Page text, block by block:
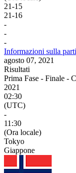
21-15
21-16
-
-
-
Informazioni sulla
agosto 07, 2021
Risultati
Prima Fase - Finale -
2021
02:30
(UTC)
-
11:30
(Ora locale)
Tokyo
Giappone